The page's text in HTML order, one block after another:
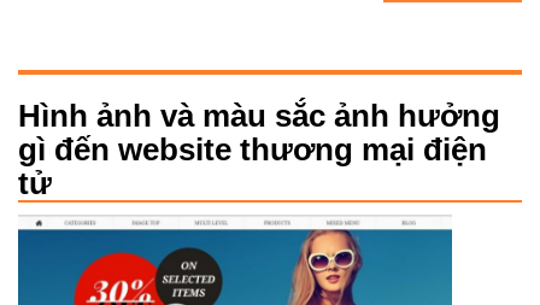
Hình ảnh và màu sắc ảnh hưởng
gì đến website thương mại điện
tử